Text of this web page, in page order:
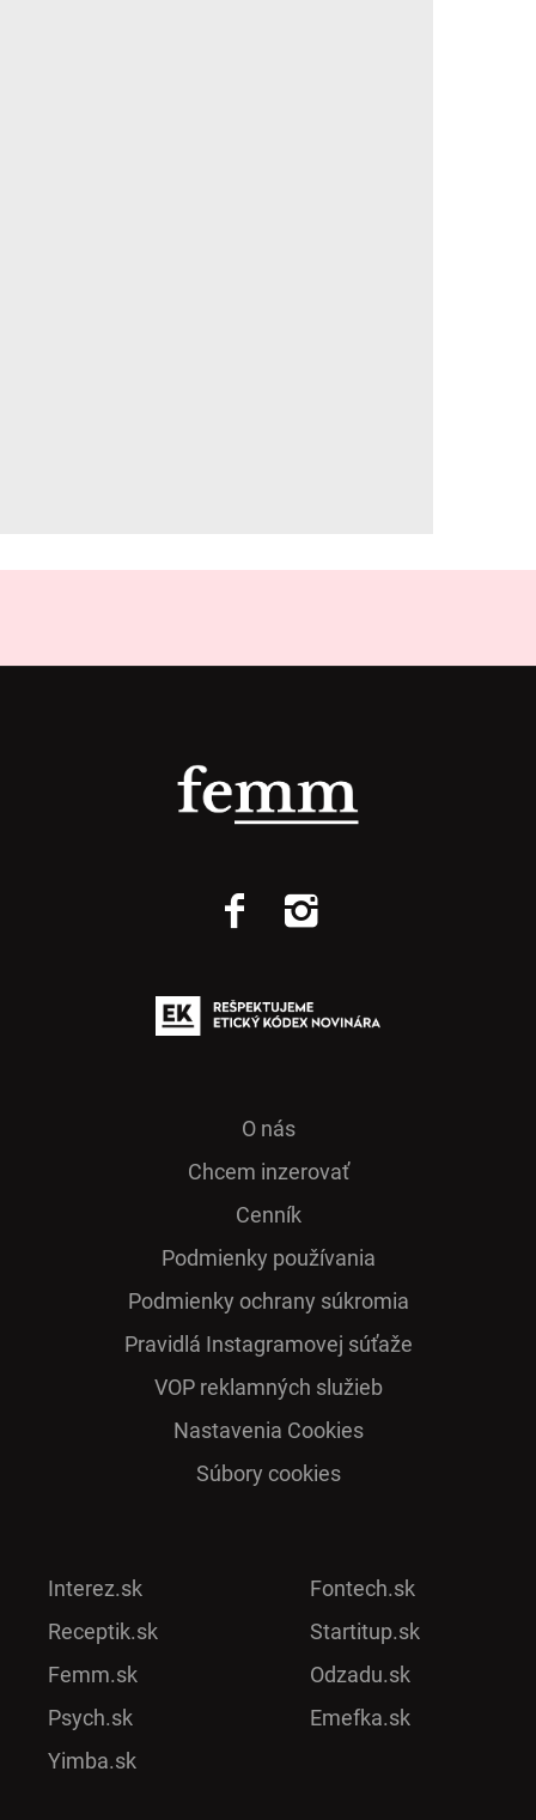
O nás
Chcem inzerovať
Cenník
Podmienky používania
Podmienky ochrany súkromia
Pra­vidlá Ins­ta­gra­mo­vej sú­ťaže
VOP reklamných služieb
Nastavenia Cookies
Súbory cookies
Interez.sk
Receptik.sk
Femm.sk
Psych.sk
Yimba.sk
Fontech.sk
Startitup.sk
Odzadu.sk
Emefka.sk